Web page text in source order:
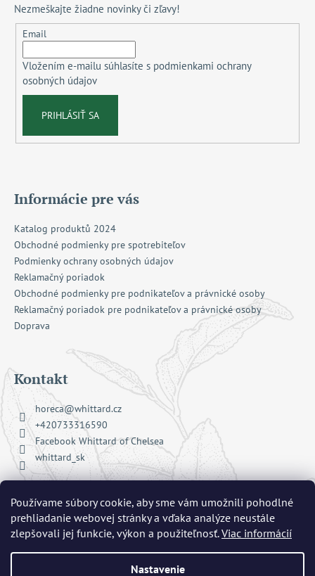
Používame súbory cookie, aby sme vám umožnili pohodlné
prehliadanie webovej stránky a vďaka analýze neustále
zlepšovali jej funkcie, výkon a použiteľnosť.Viac informácií
Nastavenie
Nezmeškajte žiadne novinky či zľavy!
Email
Vložením e-mailu súhlasíte s podmienkami ochrany
osobných údajov
PRIHLÁSIŤ SA
Informácie pre vás
Katalog produktů 2024
Obchodné podmienky pre spotrebiteľov
Podmienky ochrany osobných údajov
Reklamačný poriadok
Obchodné podmienky pre podnikateľov a právnické osoby
Reklamačný poriadok pre podnikateľov a právnické osoby
Doprava
Kontakt
horeca@whittard.cz
+420733316590
Facebook Whittard of Chelsea
whittard_sk
Prijímame online platby